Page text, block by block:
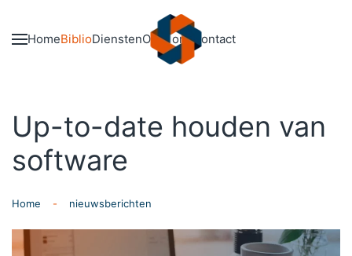
Skip to main content
HomeBiblioDienstenOver onsContact
Up-to-date houden van
software
Home nieuwsberichten